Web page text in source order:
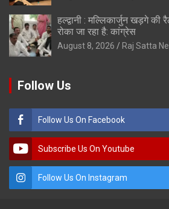
हल्द्वानी : मल्लिकार्जुन खड़गे की
रोका जा रहा है: कांग्रेस
August 8, 2026 Raj Satta
Follow Us
Follow Us On Facebook
Subscribe Us On Youtube
Follow Us On Instagram